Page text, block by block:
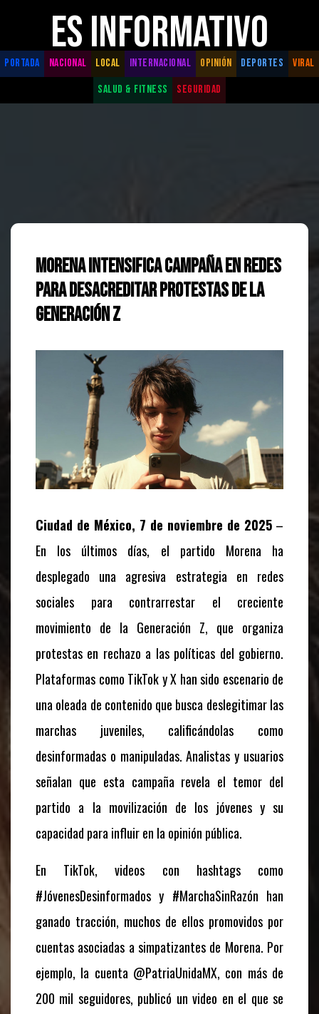
ES INFORMATIVO
PORTADA NACIONAL LOCAL INTERNACIONAL OPINIÓN DEPORTES
VIRAL
SALUD & FITNESS
SEGURIDAD
Morena intensifica campaña en redes
para desacreditar protestas de la
Generación Z
Ciudad de México, 7 de noviembre de 2025 –
En los últimos días, el partido Morena ha
desplegado una agresiva estrategia en redes
sociales para contrarrestar el creciente
movimiento de la Generación Z, que organiza
protestas en rechazo a las políticas del gobierno.
Plataformas como TikTok y X han sido escenario de
una oleada de contenido que busca deslegitimar las
marchas juveniles, calificándolas como
desinformadas o manipuladas. Analistas y usuarios
señalan que esta campaña revela el temor del
partido a la movilización de los jóvenes y su
capacidad para influir en la opinión pública.
En TikTok, videos con hashtags como
#JóvenesDesinformados y #MarchaSinRazón han
ganado tracción, muchos de ellos promovidos por
cuentas asociadas a simpatizantes de Morena. Por
ejemplo, la cuenta @PatriaUnidaMX, con más de
200 mil seguidores, publicó un video en el que se